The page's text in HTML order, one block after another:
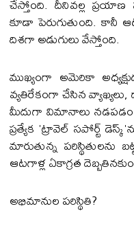
చేస్తోంది. దీనివల్ల
కూడా పెరుగుతుంది. కానీ
దిశగా అడుగులు వేస్తోంది.
ముఖ్యంగా అమెరికా
వ్యతిరేకంగా చేసిన
మీదుగా విమానాలు నడపడం
ప్రత్యేక 'ట్రావెల్ సపోర్ట్
మారుతున్న పరిస్థితులను
ఆటగాళ్ల ఏకాగ్రత
అభిమానుల పరిస్థితి?